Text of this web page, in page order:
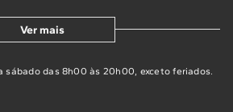
Ver mais
sábado das 8h00 às 20h00, exceto feriados.